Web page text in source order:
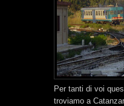
Per tanti di voi
troviamo a